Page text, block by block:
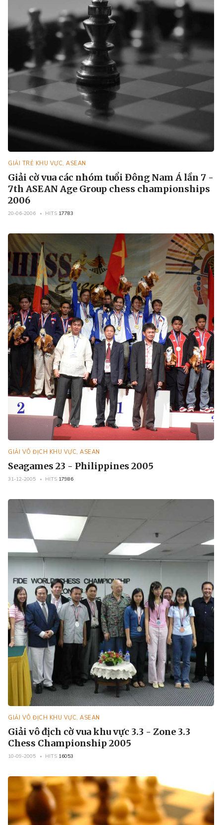
GIẢI TRẺ KHU VỰC, ASEAN
Giải cờ vua các nhóm tuổi Đông Nam Á lần 7 -
7th ASEAN Age Group chess championships
2006
20-06-2006 HITS 17783
GIẢI VÔ ĐỊCH KHU VỰC, ASEAN
Seagames 23 - Philippines 2005
31-12-2005 HITS 17986
GIẢI VÔ ĐỊCH KHU VỰC, ASEAN
Giải vô địch cờ vua khu vực 3.3 - Zone 3.3
Chess Championship 2005
10-09-2005 HITS 16053